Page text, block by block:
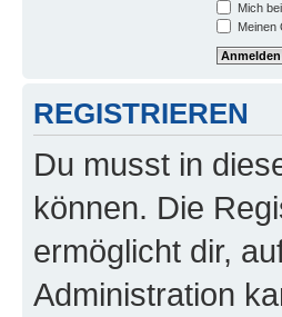
Mich
Meinen
REGISTRIEREN
Du musst in
können. Die
ermöglicht dir,
Administration